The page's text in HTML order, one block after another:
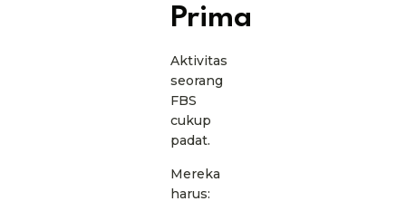
Prima
Aktivitas
seorang
FBS
cukup
padat.
Mereka
harus: